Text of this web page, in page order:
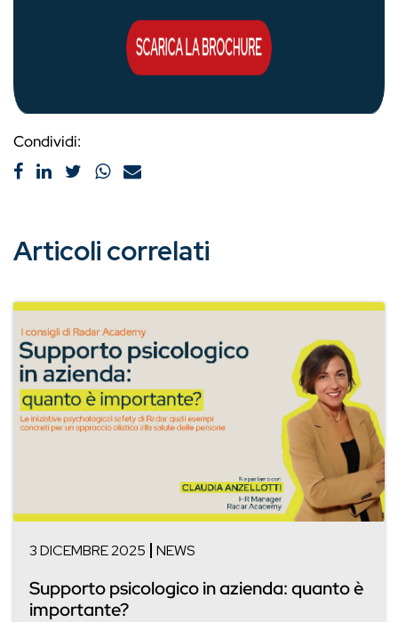
Condividi:
Articoli correlati
3 DICEMBRE 2025 NEWS
Supporto psicologico in azienda: quanto è
importante?